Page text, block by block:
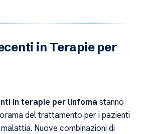
in Terapie per
in terapie per linfoma stanno
del trattamento per i pazienti
Nuove combinazioni di